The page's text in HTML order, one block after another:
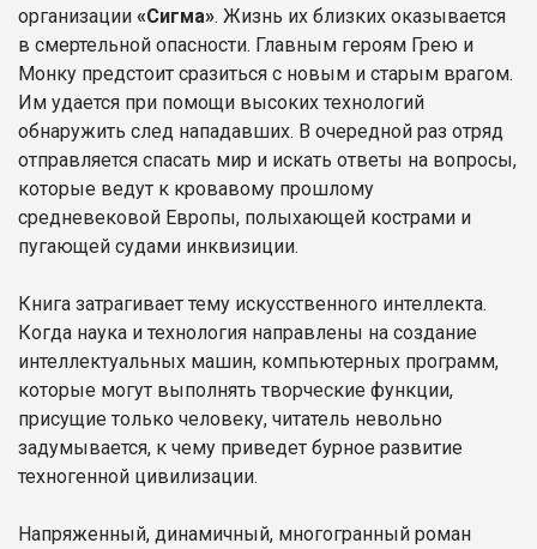
организации «Сигма». Жизнь их близких оказывается
в смертельной опасности. Главным героям Грею и
Монку предстоит сразиться с новым и старым врагом.
Им удается при помощи высоких технологий
обнаружить след нападавших. В очередной раз отряд
отправляется спасать мир и искать ответы на вопросы,
которые ведут к кровавому прошлому
средневековой Европы, полыхающей кострами и
пугающей судами инквизиции.
Книга затрагивает тему искусственного интеллекта.
Когда наука и технология направлены на создание
интеллектуальных машин, компьютерных программ,
которые могут выполнять творческие функции,
присущие только человеку, читатель невольно
задумывается, к чему приведет бурное развитие
техногенной цивилизации.
Напряженный, динамичный, многогранный роман